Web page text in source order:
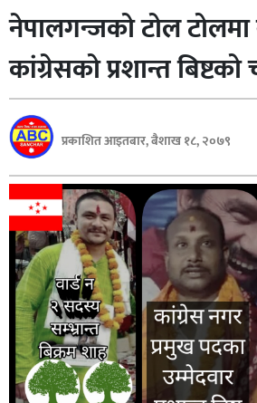
कुटनीती
अर्थ
रसरङ्ग
यौन/
स्वास्थ्य
भिडियो
बिशेष
भिडियो
पत्रपत्रिका
खेलकुद
बिश्व
नेपालगन्जको टोल टोलमा
कांग्रेसको प्रशान्त बिष्टको
प्रकाशित आइतबार, बैशाख १८, २०७९